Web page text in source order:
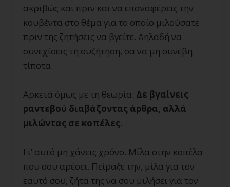
ακριβώς και πριν και να επαναφέρεις την
κουβέντα στο θέμα για το οποίο μιλούσατε
πριν της ζητήσεις να βγείτε. Δηλαδή να
συνεχίσεις τη συζήτηση, σα να μη συνέβη
τίποτα.
Αρκετά όμως με τη θεωρία. Δε βγαίνεις
ραντεβού διαβάζοντας άρθρα, αλλά
μιλώντας σε κοπέλες.
Γι’ αυτό μη χάνεις χρόνο. Μίλα στην κοπέλα
που σου αρέσει. Πείραξε την, μίλα για τον
εαυτό σου, ζήτα της να σου μιλήσει για τον